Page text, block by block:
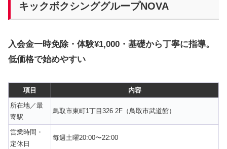
キックボクシンググループNOVA
入会金一時免除・体験¥1,000・基礎から丁寧に指導。
低価格で始めやすい
項目
内容
所在地／最
寄駅
鳥取市東町1丁目326 2F（鳥取市武道館）
営業時間・
定休日
毎週土曜20:00〜22:00